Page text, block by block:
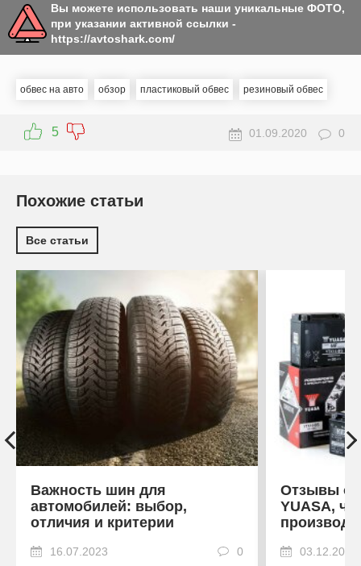
Вы можете использовать наши уникальные ФОТО,
при указании активной ссылки -
https://avtoshark.com/
обвес на авто обзор пластиковый обвес резиновый обвес
5 01.09.2020 0
Похожие статьи
Все статьи
Важность шин для
автомобилей: выбор,
отличия и критерии
16.07.2023 0
Отзывы об
YUASA,
03.12.2022